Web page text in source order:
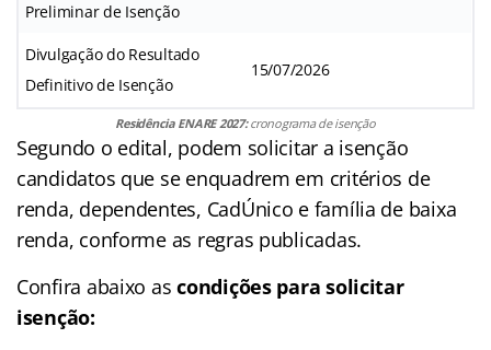
Preliminar de Isenção
Divulgação do Resultado
Definitivo de Isenção
15/07/2026
Residência ENARE 2027:cronograma de isenção
Segundo o edital, podem solicitar a isenção
candidatos que se enquadrem em critérios de
renda, dependentes, CadÚnico e família de baixa
renda, conforme as regras publicadas.
Confira abaixo ascondições para solicitar
isenção: